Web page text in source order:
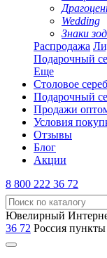
Wedding
Знаки
Распродажа
Подарочный
Еще
Столовое
Подарочный
Продажи
Условия
Отзывы
Блог
Акции
8 800 222 36 72
Ювелирный
36 72 Россия пункты